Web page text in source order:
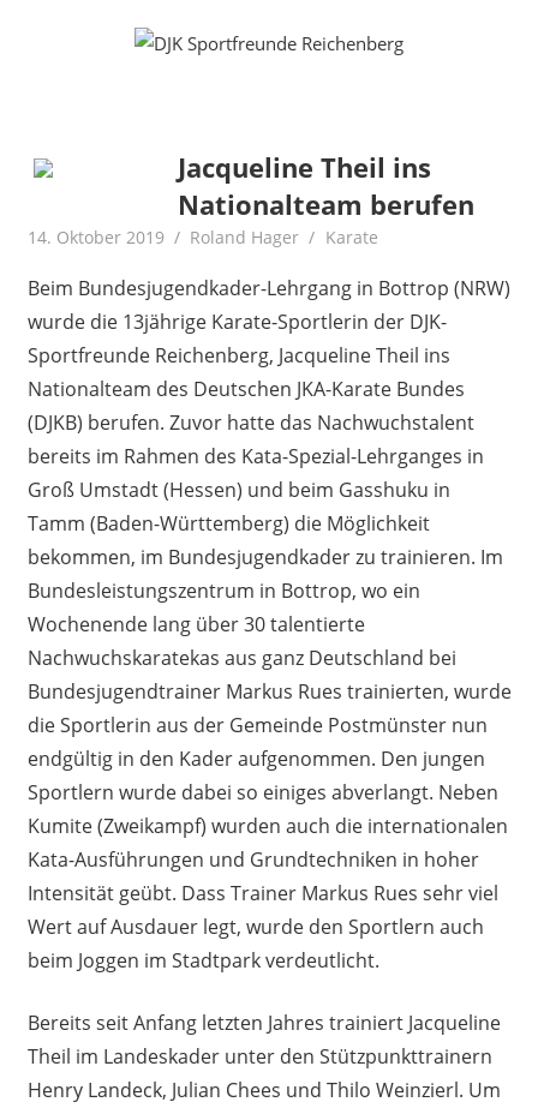
DJK
Reichenberg
Radfahren
Rollkunstlauf
Jacqueline Theil ins
Nationalteam berufen
14. Oktober 2019 Roland Hager Karate
Beim Bundesjugendkader-Lehrgang in Bottrop (NRW)
wurde die 13jährige Karate-Sportlerin der DJK-
Sportfreunde Reichenberg, Jacqueline Theil ins
Nationalteam des Deutschen JKA-Karate Bundes
(DJKB) berufen. Zuvor hatte das Nachwuchstalent
bereits im Rahmen des Kata-Spezial-Lehrganges in
Groß Umstadt (Hessen) und beim Gasshuku in
Tamm (Baden-Württemberg) die Möglichkeit
bekommen, im Bundesjugendkader zu trainieren. Im
Bundesleistungszentrum in Bottrop, wo ein
Wochenende lang über 30 talentierte
Nachwuchskaratekas aus ganz Deutschland bei
Bundesjugendtrainer Markus Rues trainierten, wurde
die Sportlerin aus der Gemeinde Postmünster nun
endgültig in den Kader aufgenommen. Den jungen
Sportlern wurde dabei so einiges abverlangt. Neben
Kumite (Zweikampf) wurden auch die internationalen
Kata-Ausführungen und Grundtechniken in hoher
Intensität geübt. Dass Trainer Markus Rues sehr viel
Wert auf Ausdauer legt, wurde den Sportlern auch
beim Joggen im Stadtpark verdeutlicht.
Bereits seit Anfang letzten Jahres trainiert Jacqueline
Theil im Landeskader unter den Stützpunkttrainern
Henry Landeck, Julian Chees und Thilo Weinzierl. Um